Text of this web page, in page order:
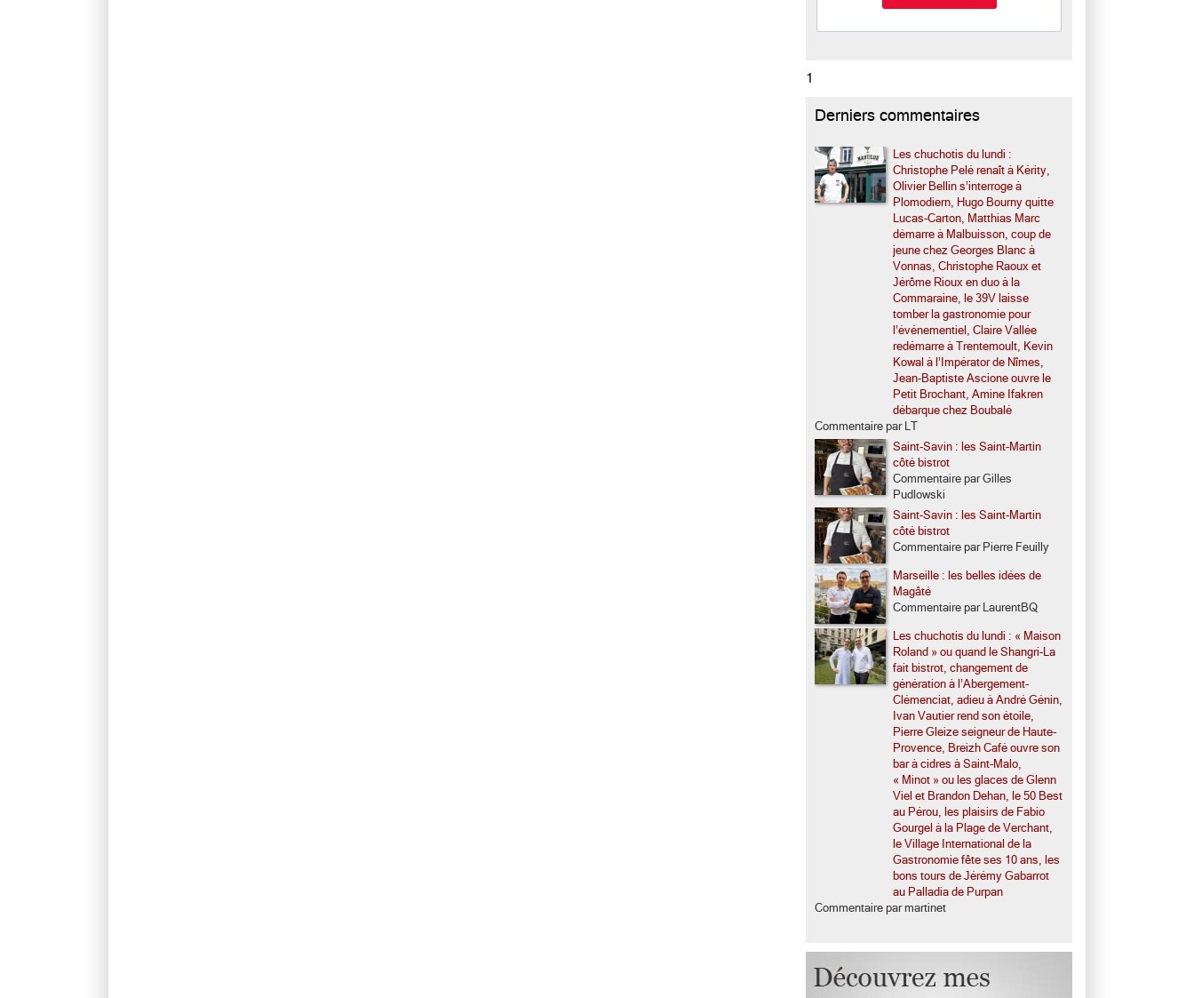
1
Derniers commentaires
Les chuchotis du lundi :
Christophe Pelé renaît à Kérity,
Olivier Bellin s’interroge à
Plomodiern, Hugo Bourny quitte
Lucas-Carton, Matthias Marc
démarre à Malbuisson, coup de
jeune chez Georges Blanc à
Vonnas, Christophe Raoux et
Jérôme Rioux en duo à la
Commaraine, le 39V laisse
tomber la gastronomie pour
l’événementiel, Claire Vallée
redémarre à Trentemoult, Kevin
Kowal à l’Impérator de Nîmes,
Jean-Baptiste Ascione ouvre le
Petit Brochant, Amine Ifakren
débarque chez Boubalé
Commentaire par LT
Saint-Savin : les Saint-Martin
côté bistrot
Commentaire par Gilles
Pudlowski
Saint-Savin : les Saint-Martin
côté bistrot
Commentaire par Pierre Feuilly
Marseille : les belles idées de
Magâté
Commentaire par LaurentBQ
Les chuchotis du lundi : « Maison
Roland » ou quand le Shangri-La
fait bistrot, changement de
génération à l’Abergement-
Clémenciat, adieu à André Génin,
Ivan Vautier rend son étoile,
Pierre Gleize seigneur de Haute-
Provence, Breizh Café ouvre son
bar à cidres à Saint-Malo,
« Minot » ou les glaces de Glenn
Viel et Brandon Dehan, le 50 Best
au Pérou, les plaisirs de Fabio
Gourgel à la Plage de Verchant,
le Village International de la
Gastronomie fête ses 10 ans, les
bons tours de Jérémy Gabarrot
au Palladia de Purpan
Commentaire par martinet